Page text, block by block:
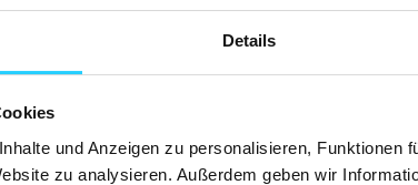
Details
und Anzeigen zu personalisieren, Funktionen
zu analysieren. Außerdem geben wir
seines raffinierten gewebten
sorgt für eine perfekte
Handgelenk. Bei der